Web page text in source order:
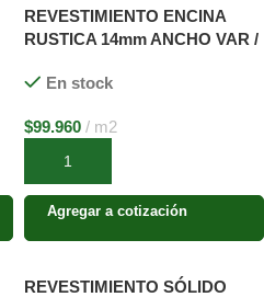
REVESTIMIENTO ENCINA
RUSTICA 14mm ANCHO VAR /
MACHIMBRE
En stock
$99.960 m2
Añadir al carrito
Agregar a cotización
REVESTIMIENTO SÓLIDO